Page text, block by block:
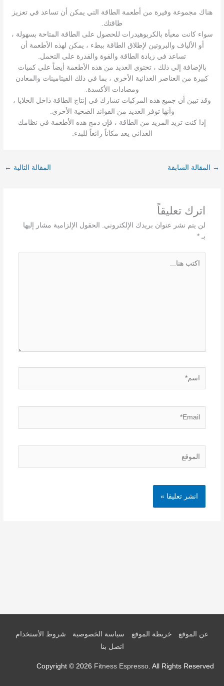
هناك مجموعة وفيرة من أطعمة الطاقة التي يمكن أن تساعد في تعزيز
طاقتك.
سواء كانت معبأة بالكربوهيدرات للحصول على الطاقة المتاحة بسهولة ،
أو الألياف والبروتين لإطلاق الطاقة ببطء ، يمكن لهذه الأطعمة أن
تساعد في زيادة الطاقة والقوة والقدرة على التحمل.
بالإضافة إلى ذلك ، تحتوي العديد من هذه الأطعمة أيضاً على كميات
كبيرة من العناصر الغذائية الأخرى ، بما في ذلك الفيتامينات والمعادن
ومضادات الأكسدة.
وقد تبين أن جميع هذه المركبات تشارك في إنتاج الطاقة داخل الخلايا ،
وأنها توفر العديد من الفوائد الصحية الأخرى.
إذا كنت تريد المزيد من الطاقة ، فإن دمج هذه الأطعمة في نظامك
الغذائي يعد مكاناً رائعاً للبدء.
→ المقالة السابقة المقالة التالية ←
اترك تعليقاً
لن يتم نشر عنوان بريدك الإلكتروني.
الحقول الإلزامية مشار إليها
بـ *
هنا...
عن الموقع خريطة الموقع سياسة الخصوصية
شروط الأستخدام
اتصل بنا
Copyright © 2026 Fitness Espresso . All Rights Reserved